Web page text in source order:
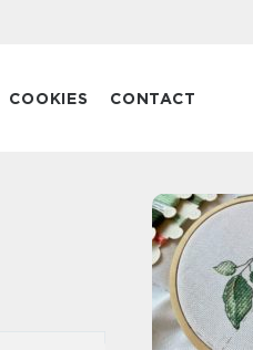
COOKIES CONTACT